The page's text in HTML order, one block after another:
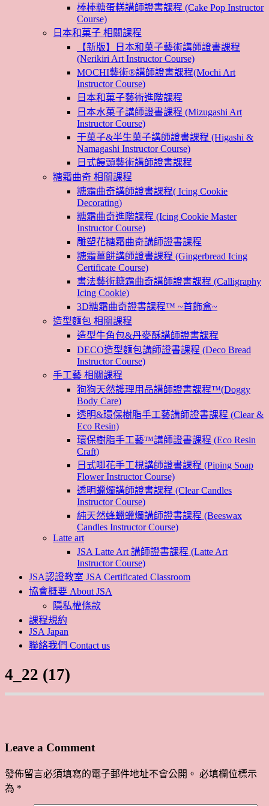
棒棒糖蛋糕講師證書課程 (Cake Pop Instructor
Course)
日本和菓子 相關課程
【新版】日本和菓子藝術講師證書課程
(Nerikiri Art Instructor Course)
MOCHI藝術®講師證書課程(Mochi Art
Instructor Course)
日本和菓子藝術進階課程
日本水菓子講師證書課程 (Mizugashi Art
Instructor Course)
干菓子&半生菓子講師證書課程 (Higashi &
Namagashi Instructor Course)
日式饅頭藝術講師證書課程
糖霜曲奇 相關課程
糖霜曲奇講師證書課程( Icing Cookie
Decorating)
糖霜曲奇進階課程 (Icing Cookie Master
Instructor Course)
雕塑花糖霜曲奇講師證書課程
糖霜薑餅講師證書課程 (Gingerbread Icing
Certificate Course)
書法藝術糖霜曲奇講師證書課程 (Calligraphy
Icing Cookie)
3D糖霜曲奇證書課程™ ~首飾盒~
造型麵包 相關課程
造型牛角包&丹麥酥講師證書課程
DECO造型麵包講師證書課程 (Deco Bread
Instructor Course)
手工藝 相關課程
狗狗天然護理用品講師證書課程™(Doggy
Body Care)
透明&環保樹脂手工藝講師證書課程 (Clear &
Eco Resin)
環保樹脂手工藝™講師證書課程 (Eco Resin
Craft)
日式唧花手工梘講師證書課程 (Piping Soap
Flower Instructor Course)
透明蠟燭講師證書課程 (Clear Candles
Instructor Course)
純天然蜂蠟蠟燭講師證書課程 (Beeswax
Candles Instructor Course)
Latte art
JSA Latte Art 講師證書課程 (Latte Art
Instructor Course)
JSA認證教室 JSA Certificated Classroom
協會概要 About JSA
隱私權條款
課程規約
JSA Japan
聯絡我們 Contact us
4_22 (17)
Leave a Comment
發佈留言必須填寫的電子郵件地址不會公開。 必填欄位標示
為 *